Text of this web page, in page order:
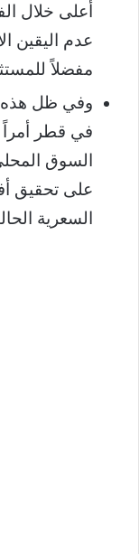
أعلى خلال
عدم اليقين
مفضلاً
وفي ظل هذه
في قطر أمراً
السوق
على تحقيق
السعرية